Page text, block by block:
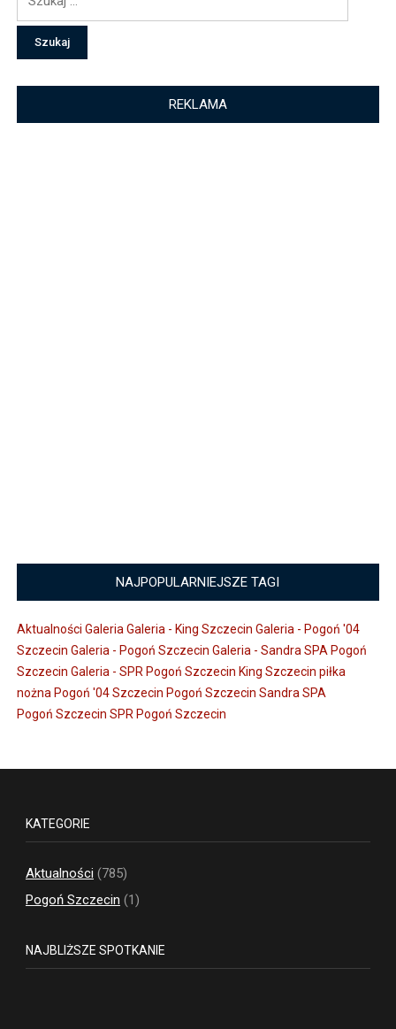
REKLAMA
NAJPOPULARNIEJSZE TAGI
Aktualności Galeria Galeria - King Szczecin Galeria - Pogoń '04
Szczecin Galeria - Pogoń Szczecin Galeria - Sandra SPA Pogoń
Szczecin Galeria - SPR Pogoń Szczecin King Szczecin piłka
nożna Pogoń '04 Szczecin Pogoń Szczecin Sandra SPA
Pogoń Szczecin SPR Pogoń Szczecin
KATEGORIE
Aktualności (785)
Pogoń Szczecin (1)
NAJBLIŻSZE SPOTKANIE